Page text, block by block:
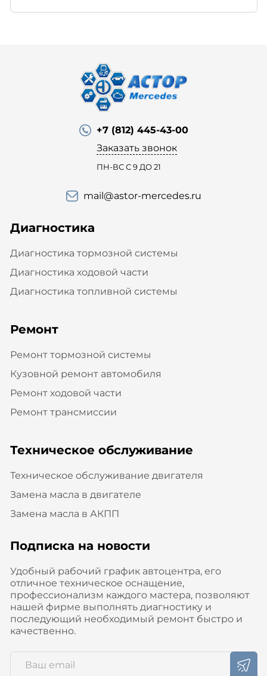
+7 (812) 445-43-00
Заказать звонок
ПН-ВС С 9 ДО 21
mail@astor-mercedes.ru
Диагностика
Диагностика тормозной системы
Диагностика ходовой части
Диагностика топливной системы
Ремонт
Ремонт тормозной системы
Кузовной ремонт автомобиля
Ремонт ходовой части
Ремонт трансмиссии
Техническое обслуживание
Техническое обслуживание двигателя
Замена масла в двигателе
Замена масла в АКПП
Подписка на новости
Удобный рабочий график автоцентра, его
отличное техническое оснащение,
профессионализм каждого мастера, позволяют
нашей фирме выполнять диагностику и
последующий необходимый ремонт быстро и
качественно.